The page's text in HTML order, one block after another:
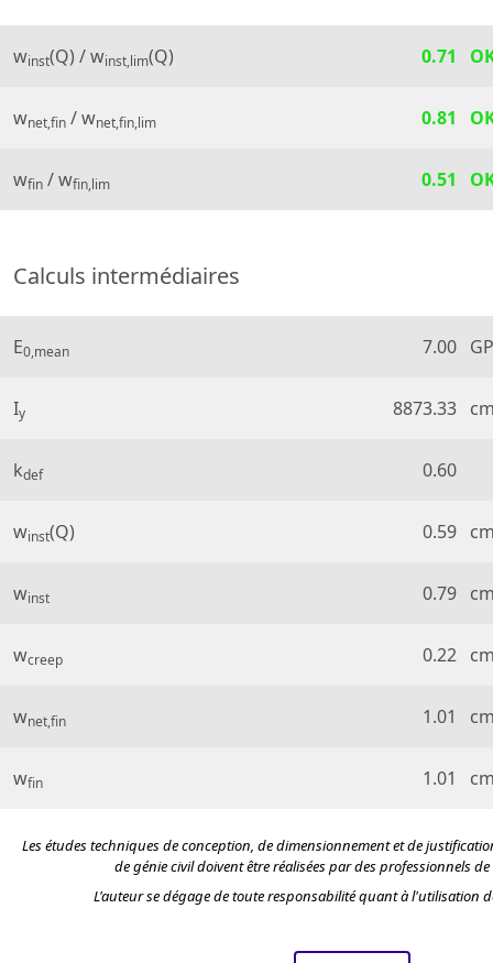
winst(Q) / winst,lim(Q) 0.71
wnet,fin / wnet,fin,lim 0.81
wfin / wfin,lim 0.51
Calculs intermédiaires
E0,mean 7.00
Iy 8873.33
kdef 0.60
winst(Q) 0.59
winst 0.79
wcreep 0.22
wnet,fin 1.01
wfin 1.01
Les études techniques de conception, de dimensionnement et de
de génie civil doivent être réalisées par des professionnels
L'auteur se dégage de toute responsabilité quant à l'utilisation